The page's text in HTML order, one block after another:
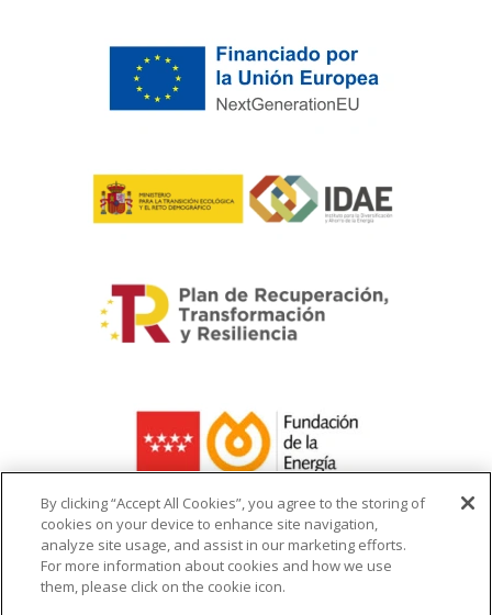
La ayuda recibida se destina a la
infraestructura del cargador de vehículo
By clicking “Accept All Cookies”, you agree to the storing of
cookies on your device to enhance site navigation,
analyze site usage, and assist in our marketing efforts.
For more information about cookies and how we use
them, please click on the cookie icon.